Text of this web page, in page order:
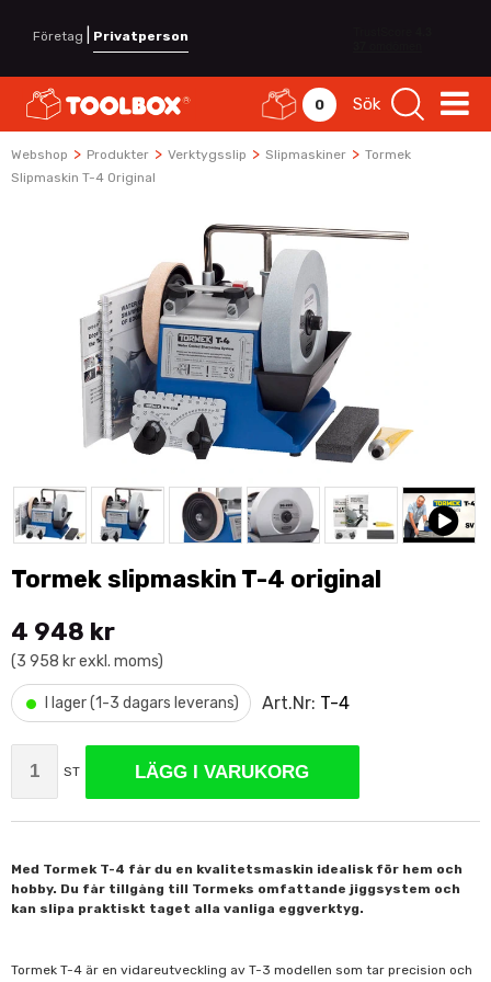
Företag Privatperson
0 Sök
Webshop > Produkter > Verktygsslip > Slipmaskiner > Tormek
Slipmaskin T-4 Original
Tormek slipmaskin T-4 original
4 948 kr
(3 958 kr exkl. moms)
• I lager (1-3 dagars leverans) Art.Nr: T-4
ST LÄGG I VARUKORG
Med Tormek T-4 får du en kvalitetsmaskin idealisk för hem och
hobby. Du får tillgång till Tormeks omfattande jiggsystem och
kan slipa praktiskt taget alla vanliga eggverktyg.
Tormek T-4 är en vidareutveckling av T-3 modellen som tar precision och